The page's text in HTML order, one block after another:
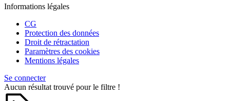
Informations légales
CG
Protection des données
Droit de rétractation
Paramètres des cookies
Mentions légales
Se connecter
Aucun résultat trouvé pour le filtre !